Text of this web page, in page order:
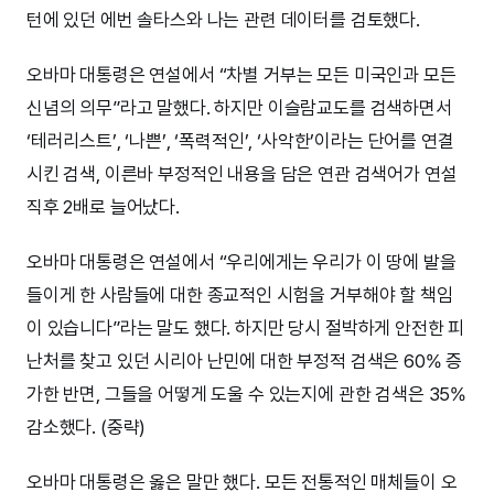
턴에 있던 에번 솔타스와 나는 관련 데이터를 검토했다.
오바마 대통령은 연설에서 “차별 거부는 모든 미국인과 모든
신념의 의무”라고 말했다. 하지만 이슬람교도를 검색하면서
‘테러리스트’, ‘나쁜’, ‘폭력적인’, ‘사악한’이라는 단어를 연결
시킨 검색, 이른바 부정적인 내용을 담은 연관 검색어가 연설
직후 2배로 늘어났다.
오바마 대통령은 연설에서 “우리에게는 우리가 이 땅에 발을
들이게 한 사람들에 대한 종교적인 시험을 거부해야 할 책임
이 있습니다”라는 말도 했다. 하지만 당시 절박하게 안전한 피
난처를 찾고 있던 시리아 난민에 대한 부정적 검색은 60% 증
가한 반면, 그들을 어떻게 도울 수 있는지에 관한 검색은 35%
감소했다. (중략)
오바마 대통령은 옳은 말만 했다. 모든 전통적인 매체들이 오